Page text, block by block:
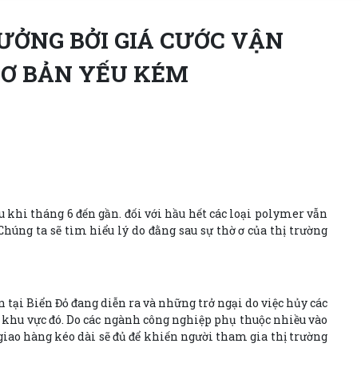
BỞI GIÁ CƯỚC VẬN
BẢN YẾU KÉM
khi tháng 6 đến gần. đối với hầu hết các loại polymer vẫn
ta sẽ tìm hiểu lý do đằng sau sự thờ ơ của thị trường
tại Biển Đỏ đang diễn ra và những trở ngại do việc hủy các
vực đó. Do các ngành công nghiệp phụ thuộc nhiều vào
hàng kéo dài sẽ đủ để khiến người tham gia thị trường